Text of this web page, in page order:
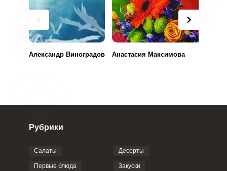
Александр Виноградов Анастасия Максимова
Рубрики
Салаты
Первые блюда
Десерты
Закуски